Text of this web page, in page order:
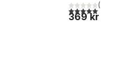
5,0utav 5(
369 kr